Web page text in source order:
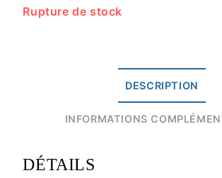
Rupture de stock
DESCRIPTION
INFORMATIONS
DÉTAILS